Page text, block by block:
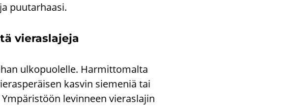
puu­tar­haa­si.
vie­ras­la­je­ja
ul­ko­puo­lel­le. Har­mit­to­mal­ta
kas­vin sie­me­niä tai
le­vin­neen vie­ras­la­jin